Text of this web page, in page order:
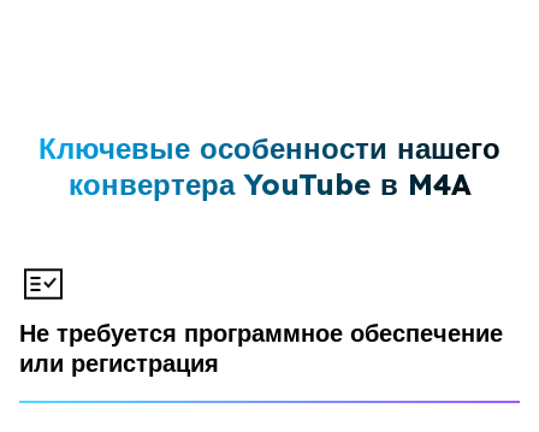
Ключевые особенности нашего
конвертера YouTube в M4A
Не требуется программное обеспечение
или регистрация